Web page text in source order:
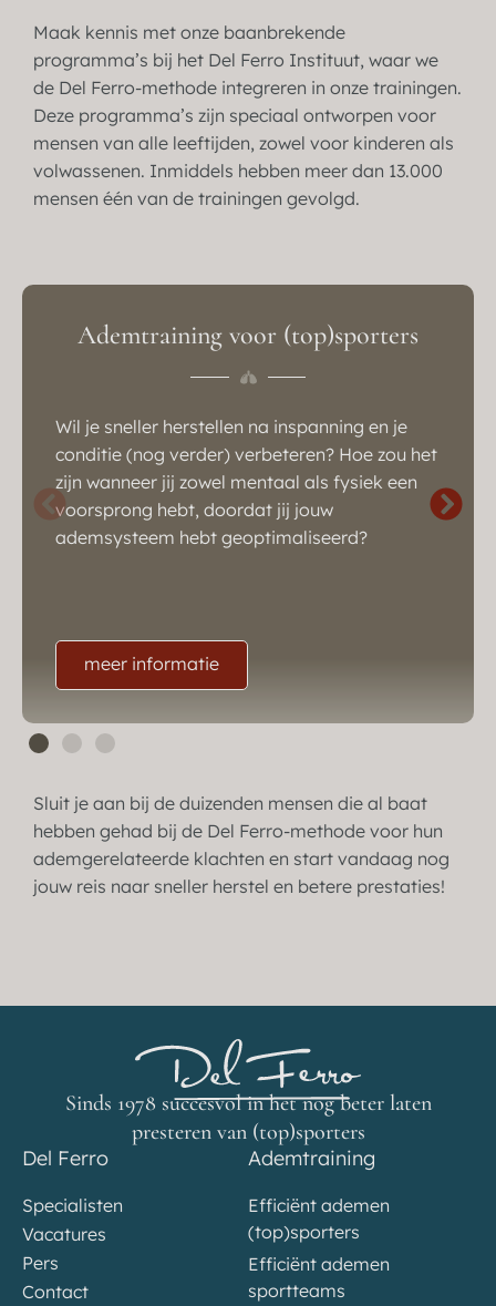
Maak kennis met onze baanbrekende
programma’s bij het Del Ferro Instituut, waar we
de Del Ferro-methode integreren in onze trainingen.
Deze programma’s zijn speciaal ontworpen voor
mensen van alle leeftijden, zowel voor kinderen als
volwassenen. Inmiddels hebben meer dan 13.000
mensen één van de trainingen gevolgd.
Ademtraining voor (top)sporters​
Wil je sneller herstellen na inspanning en je
conditie (nog verder) verbeteren? Hoe zou het
zijn wanneer jij zowel mentaal als fysiek een
voorsprong hebt, doordat jij jouw
ademsysteem hebt geoptimaliseerd?
meer informatie
Sluit je aan bij de duizenden mensen die al baat
hebben gehad bij de Del Ferro-methode voor hun
ademgerelateerde klachten en start vandaag nog
jouw reis naar sneller herstel en betere prestaties!
Sinds 1978 succesvol in het nog beter laten
presteren van (top)sporters
Del Ferro
Specialisten
Vacatures
Pers
Contact
Ademtraining
Efficiënt ademen
(top)sporters
Efficiënt ademen
sportteams